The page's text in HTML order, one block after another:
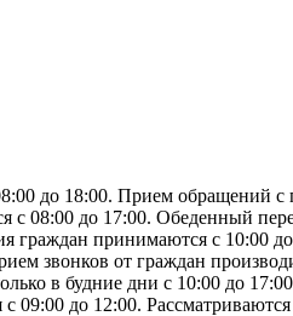
до 18:00. Прием обращений с
08:00 до 17:00. Обеденный
граждан принимаются с 10:00
звонков от граждан
в будние дни с 10:00 до
09:00 до 12:00.